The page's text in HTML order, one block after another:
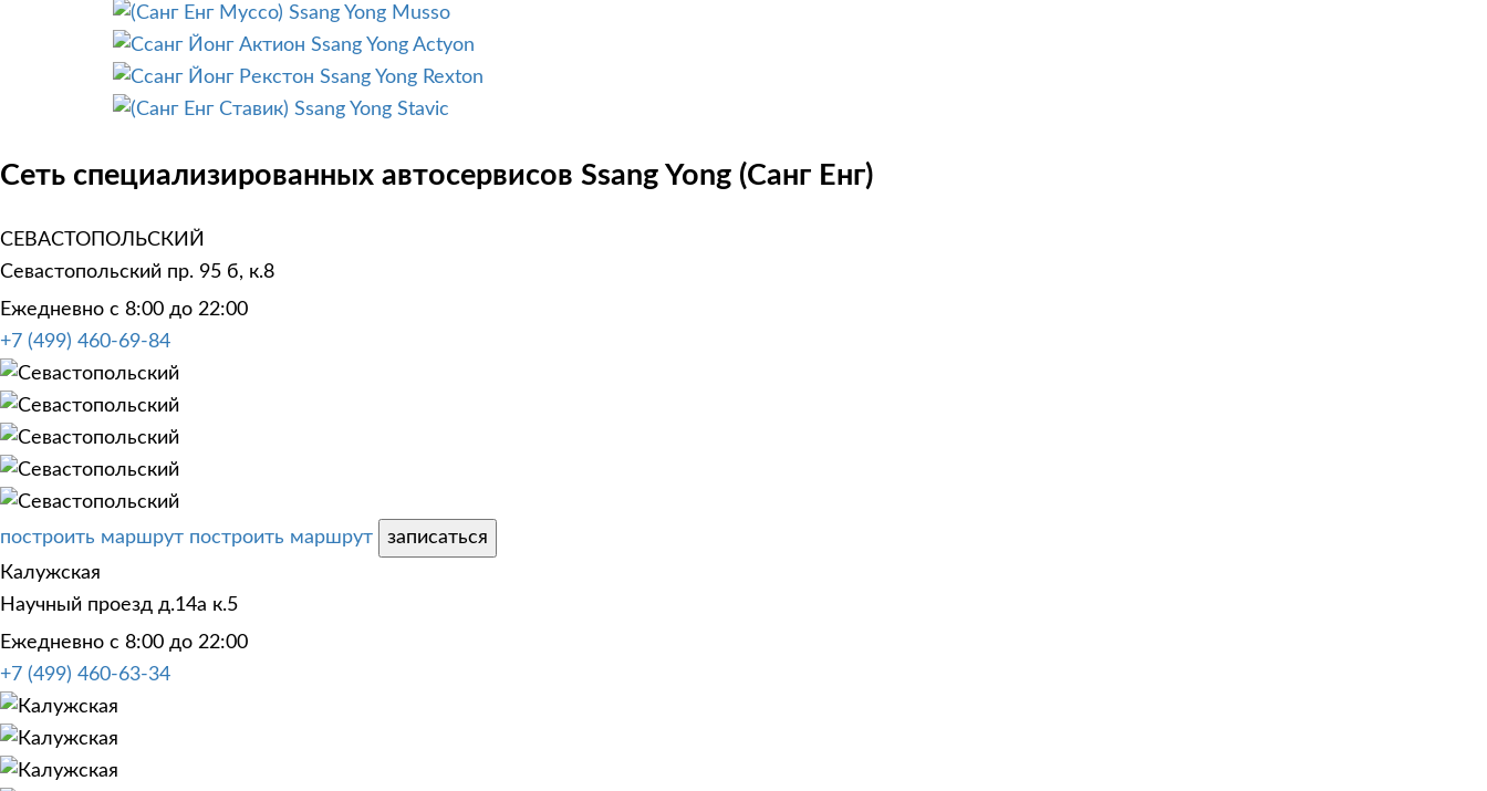
Ssang Yong Musso
Ssang Yong Actyon
Ssang Yong Rexton
Ssang Yong Stavic
Сеть специализированных автосервисов Ssang Yong (Санг Енг)
СЕВАСТОПОЛЬСКИЙ
Севастопольский пр. 95 б, к.8
Ежедневно с 8:00 до 22:00
+7 (499) 460-69-84
построить маршрут построить маршрут
записаться
Калужская
Научный проезд д.14а к.5
Ежедневно с 8:00 до 22:00
+7 (499) 460-63-34